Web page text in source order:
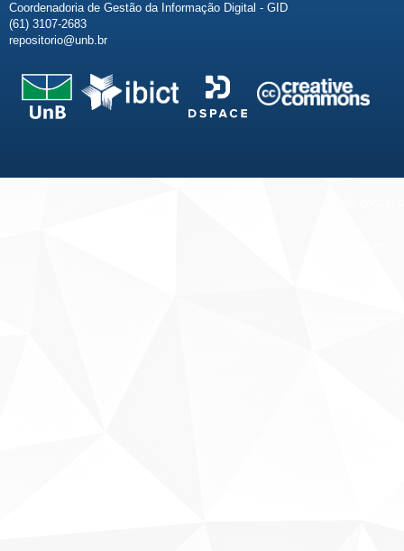
Coordenadoria de Gestão da Informação Digital - GID
(61) 3107-2683
repositorio@unb.br